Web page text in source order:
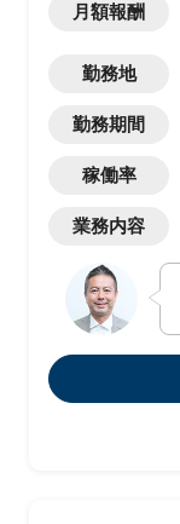
月額報酬
勤務地
勤務期間
稼働率
業務内容